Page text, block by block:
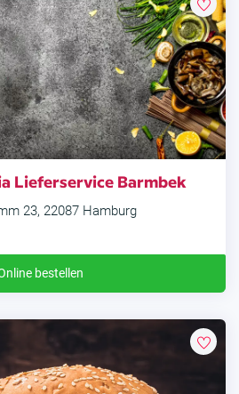
Lieferservice Barmbek
23, 22087 Hamburg
bestellen